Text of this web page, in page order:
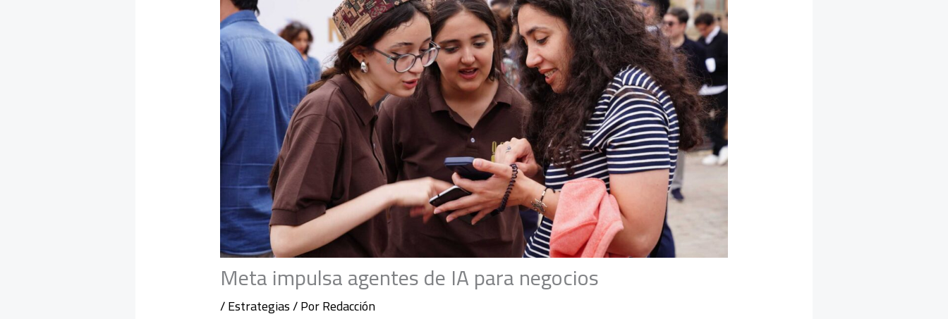
Meta impulsa agentes de IA para negocios
/Estrategias/ PorRedacción